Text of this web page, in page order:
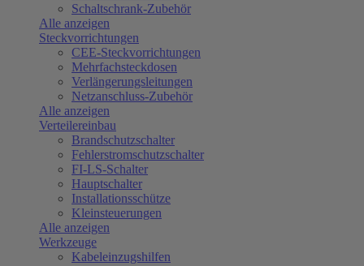
Schaltschrank-Zubehör
Alle anzeigen
Steckvorrichtungen
CEE-Steckvorrichtungen
Mehrfachsteckdosen
Verlängerungsleitungen
Netzanschluss-Zubehör
Alle anzeigen
Verteilereinbau
Brandschutzschalter
Fehlerstromschutzschalter
FI-LS-Schalter
Hauptschalter
Installationsschütze
Kleinsteuerungen
Alle anzeigen
Werkzeuge
Kabeleinzugshilfen